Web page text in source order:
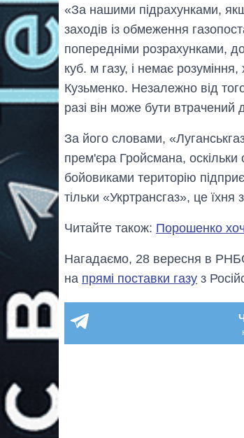
«За нашими підрахунками,
заходів із обмеження
попередніми розрахунками,
куб. м газу, і немає
Кузьменко. Незалежно від
разі він може бути втрачений
За його словами,
прем'єра Гройсмана,
бойовиками територію
тільки «Укртрансгаз», це їхня
Читайте також: Порошенко
Нагадаємо, 28 вересня в
на прямі поставки газу з